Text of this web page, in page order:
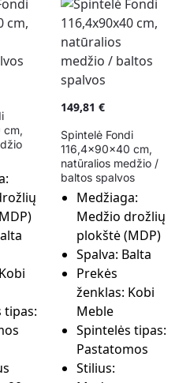
cm,
Kobi
tipas:
149,81€
Spintelė Fondi
116,4x90x40 cm,
natūralios medžio /
baltos spalvos
Medžiaga:
Medžio drožlių
plokštė (MDP)
Spalva: Balta
Prekės
ženklas: Kobi
Meble
Spintelės tipas:
Pastatomos
Stilius: